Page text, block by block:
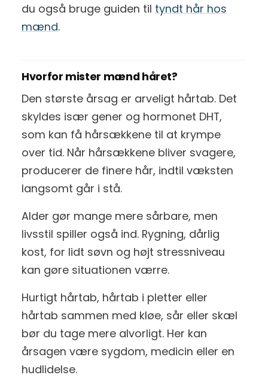
du også bruge guiden til tyndt hår hos
mænd.
Hvorfor mister mænd håret?
Den største årsag er arveligt hårtab. Det
skyldes især gener og hormonet DHT,
som kan få hårsækkene til at krympe
over tid. Når hårsækkene bliver svagere,
producerer de finere hår, indtil væksten
langsomt går i stå.
Alder gør mange mere sårbare, men
livsstil spiller også ind. Rygning, dårlig
kost, for lidt søvn og højt stressniveau
kan gøre situationen værre.
Hurtigt hårtab, hårtab i pletter eller
hårtab sammen med kløe, sår eller skæl
bør du tage mere alvorligt. Her kan
årsagen være sygdom, medicin eller en
hudlidelse.